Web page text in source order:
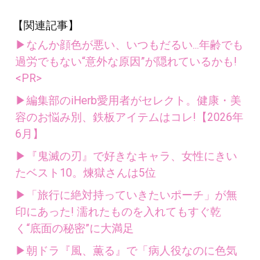
【関連記事】
▶なんか顔色が悪い、いつもだるい...年齢でも
過労でもない“意外な原因”が隠れているかも!
<PR>
▶編集部のiHerb愛用者がセレクト。健康・美
容のお悩み別、鉄板アイテムはコレ!【2026年
6月】
▶『鬼滅の刃』で好きなキャラ、女性にきい
たベスト10。煉獄さんは5位
▶「旅行に絶対持っていきたいポーチ」が無
印にあった! 濡れたものを入れてもすぐ乾
く“底面の秘密”に大満足
▶朝ドラ『風、薫る』で「病人役なのに色気